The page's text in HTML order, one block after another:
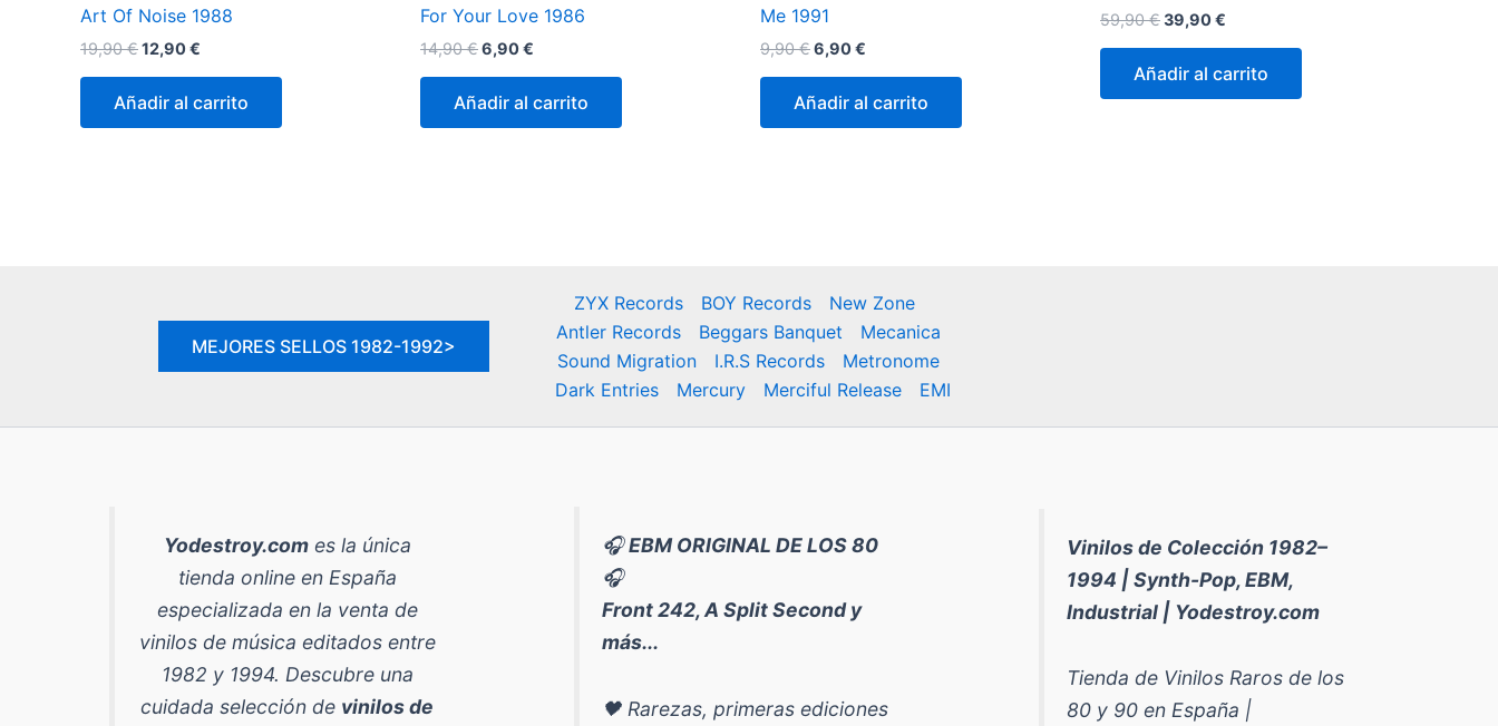
Art Of Noise 1988
19,90€El
era:
19,90 €.
12,90€
es:
12,90 €.
Añadir al carrito
For Your Love 1986
14,90€El
era:
14,90 €.
6,90€
es:
6,90 €.
Añadir al carrito
Me 1991
9,90€El
era:
9,90 €.
6,90€
es:
6,90 €.
Añadir al carrito
59,90€El
era:
59,90 €.
39,90€
es:
39,90 €.
Añadir al carrito
MEJORES SELLOS 1982-1992>
ZYX Records BOY Records
New Zone
Antler Records
Beggars Banquet
Mecanica
Sound Migration
I.R.S Records
Metronome
Dark Entries
Mercury Merciful Release EMI
Yodestroy.comes la única
tienda online en España
especializada en la venta de
vinilos de música editados entre
1982 y 1994. Descubre una
cuidada selección de vinilos de
🎧EBM ORIGINAL DE LOS 80
🎧
Front 242, A Split Second y
más...
🖤 Rarezas, primeras ediciones
Vinilos de Colección 1982–
1994 | Synth-Pop, EBM,
Industrial | Yodestroy.com
Tienda de Vinilos Raros de los
80 y 90 en España |